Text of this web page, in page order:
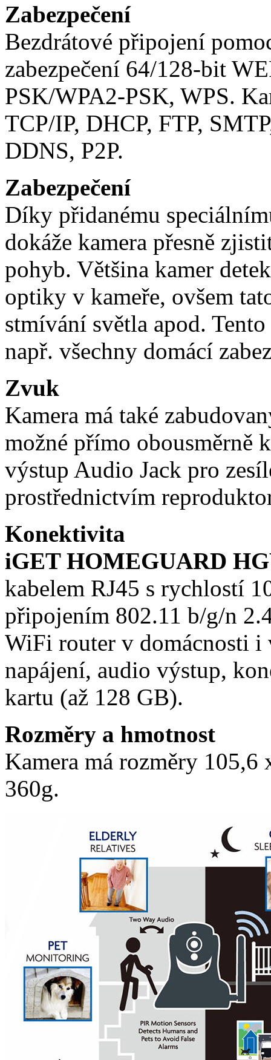
Zabezpečení
Bezdrátové připojení
zabezpečení 64/128-bit
PSK/WPA2-PSK, WPS.
TCP/IP, DHCP, FTP,
DDNS, P2P.
Zabezpečení
Díky přidanému
dokáže kamera přesně
pohyb. Většina kamer
optiky v kameře, ovšem
stmívání světla apod.
např. všechny domácí
Zvuk
Kamera má také
možné přímo obousměrně
výstup Audio Jack pro
prostřednictvím
Konektivita
iGET HOMEGUARD
kabelem RJ45 s rychlostí
připojením 802.11 b/g/n
WiFi router v domácnosti i
napájení, audio výstup,
kartu (až 128 GB).
Rozměry a hmotnost
Kamera má rozměry
360g.